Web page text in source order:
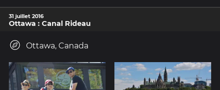
31 juillet 2016
Ottawa : Canal Rideau
Ottawa, Canada